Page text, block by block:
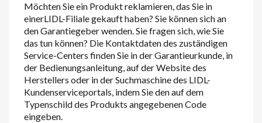
Möchten Sie ein Produkt reklamieren, das Sie in
einerLIDL-Filiale gekauft haben? Sie können sich an
den Garantiegeber wenden. Sie fragen sich, wie Sie
das tun können? Die Kontaktdaten des zuständigen
Service-Centers finden Sie in der Garantieurkunde, in
der Bedienungsanleitung, auf der Website des
Herstellers oder in der Suchmaschine des LIDL-
Kundenserviceportals, indem Sie den auf dem
Typenschild des Produkts angegebenen Code
eingeben.